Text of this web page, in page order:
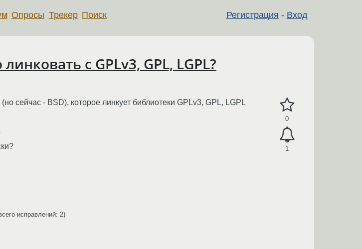
Регистрация - Вход
Опросы Трекер Поиск
с GPLv3, GPL, LGPL?
0
1
сейчас - BSD), которое линкует библиотеки GPLv3, GPL, LGPL
исправлений: 2)